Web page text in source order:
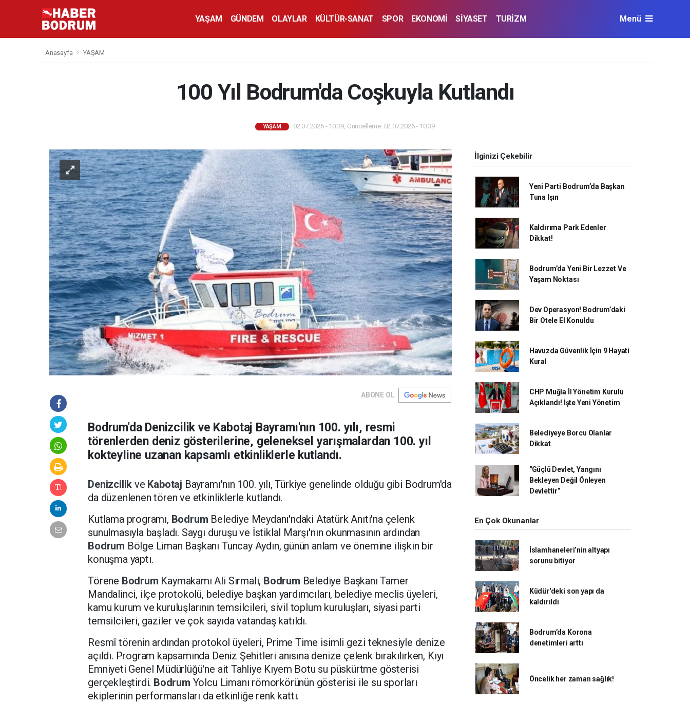
YAŞAM GÜNDEM OLAYLAR KÜLTÜR-SANAT SPOR EKONOMİ SİYASET TURİZM Menü
Anasayfa YAŞAM
100 Yıl Bodrum'da Coşkuyla Kutlandı
YAŞAM 02.07.2026 - 10:39, Güncelleme: 02.07.2026 - 10:39
ABONE OL
Bodrum'da Denizcilik ve Kabotaj Bayramı'nın 100. yılı, resmi
törenlerden deniz gösterilerine, geleneksel yarışmalardan 100. yıl
kokteyline uzanan kapsamlı etkinliklerle kutlandı.
Denizcilik ve Kabotaj Bayramı'nın 100. yılı, Türkiye genelinde olduğu gibi Bodrum'da
da düzenlenen tören ve etkinliklerle kutlandı.
Kutlama programı, Bodrum Belediye Meydanı'ndaki Atatürk Anıtı'na çelenk
sunulmasıyla başladı. Saygı duruşu ve İstiklal Marşı'nın okunmasının ardından
Bodrum Bölge Liman Başkanı Tuncay Aydın, günün anlam ve önemine ilişkin bir
konuşma yaptı.
Törene Bodrum Kaymakamı Ali Sırmalı, Bodrum Belediye Başkanı Tamer
Mandalinci, ilçe protokolü, belediye başkan yardımcıları, belediye meclis üyeleri,
kamu kurum ve kuruluşlarının temsilcileri, sivil toplum kuruluşları, siyasi parti
temsilcileri, gaziler ve çok sayıda vatandaş katıldı.
Resmî törenin ardından protokol üyeleri, Prime Time isimli gezi teknesiyle denize
açıldı. Program kapsamında Deniz Şehitleri anısına denize çelenk bırakılırken, Kıyı
Emniyeti Genel Müdürlüğü'ne ait Tahliye Kıyem Botu su püskürtme gösterisi
gerçekleştirdi. Bodrum Yolcu Limanı römorkörünün gösterisi ile su sporları
ekiplerinin performansları da etkinliğe renk kattı.
İlginizi Çekebilir
Yeni Parti Bodrum’da Başkan
Tuna Işın
Kaldırıma Park Edenler
Dikkat!
Bodrum’da Yeni Bir Lezzet Ve
Yaşam Noktası
Dev Operasyon! Bodrum’daki
Bir Otele El Konuldu
Havuzda Güvenlik İçin 9 Hayati
Kural
CHP Muğla İl Yönetim Kurulu
Açıklandı! İşte Yeni Yönetim
Belediyeye Borcu Olanlar
Dikkat
"Güçlü Devlet, Yangını
Bekleyen Değil Önleyen
Devlettir”
En Çok Okunanlar
İslamhaneleri’nin altyapı
sorunu bitiyor
Küdür'deki son yapı da
kaldırıldı
Bodrum’da Korona
denetimleri arttı
Öncelik her zaman sağlık!